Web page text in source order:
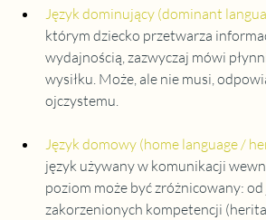
Język dominujący (dominant
którym dziecko przetwarza
wydajnością, zazwyczaj mówi
wysiłku. Może, ale nie musi,
ojczystemu.
Język domowy (home language /
język używany w komunikacji
poziom może być zróżnicowany: od
zakorzenionych kompetencji